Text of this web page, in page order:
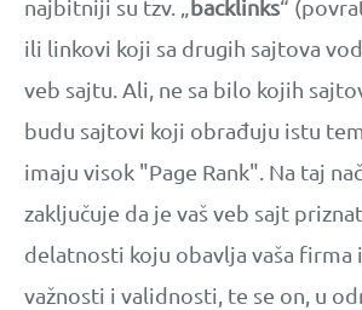
najbitniji su tzv. „ backlinks“
ili linkovi koji sa drugih sajtova
veb sajtu. Ali, ne sa bilo kojih
budu sajtovi koji obrađuju istu
imaju visok "Page Rank". Na taj
zaključuje da je vaš veb sajt
delatnosti koju obavlja vaša firma
važnosti i validnosti, te se on, u